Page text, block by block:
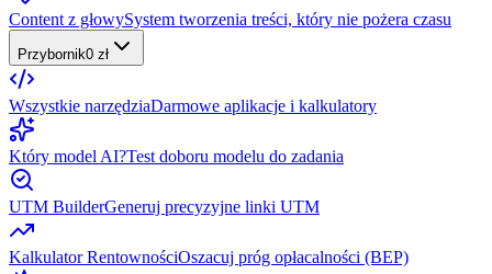
Content z głowySystem tworzenia treści, który nie pożera czasu
Przybornik0 zł
Wszystkie narzędziaDarmowe aplikacje i kalkulatory
Który model AI?Test doboru modelu do zadania
UTM BuilderGeneruj precyzyjne linki UTM
Kalkulator RentownościOszacuj próg opłacalności (BEP)